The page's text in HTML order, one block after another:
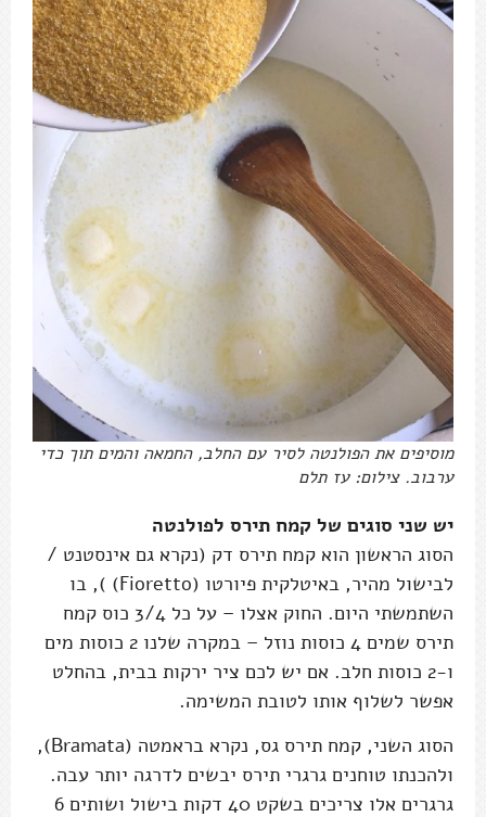
מוסיפים את הפולנטה לסיר עם החלב, החמאה והמים תוך כדי
ערבוב. צילום: עז תלם
יש שני סוגים של קמח תירס לפולנטה
הסוג הראשון הוא קמח תירס דק (נקרא גם אינסטנט /
לבישול מהיר, באיטלקית פיורטו (Fioretto) ), בו
השתמשתי היום. החוק אצלו – על כל 3/4 כוס קמח
תירס שמים 4 כוסות נוזל – במקרה שלנו 2 כוסות מים
ו-2 כוסות חלב. אם יש לכם ציר ירקות בבית, בהחלט
אפשר לשלוף אותו לטובת המשימה.
הסוג השני, קמח תירס גס, נקרא בראמטה (Bramata),
ולהכנתו טוחנים גרגרי תירס יבשים לדרגה יותר עבה.
גרגרים אלו צריכים בשקט 40 דקות בישול ושותים 6